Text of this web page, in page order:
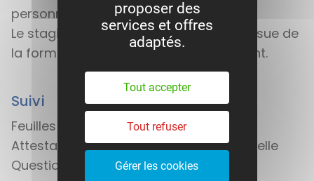
personnalisés.
Le stagiaire évalue sa progression à l’issue de
la formation, confirmée par l’intervenant.
Suivi
Feuilles d’émargement
Attestation de fin de formation individuelle
Questionnaire stagiaire
proposer des
services et offres
adaptés.
Tout accepter
Tout refuser
Gérer les cookies